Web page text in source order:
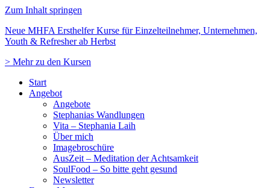
Zum Inhalt springen
Neue MHFA Ersthelfer Kurse für Einzelteilnehmer, Unternehmen,
Youth & Refresher ab Herbst
> Mehr zu den Kursen
Start
Angebot
Angebote
Stephanias Wandlungen
Vita – Stephania Laih
Über mich
Imagebroschüre
AusZeit – Meditation der Achtsamkeit
SoulFood – So bitte geht gesund
Newsletter